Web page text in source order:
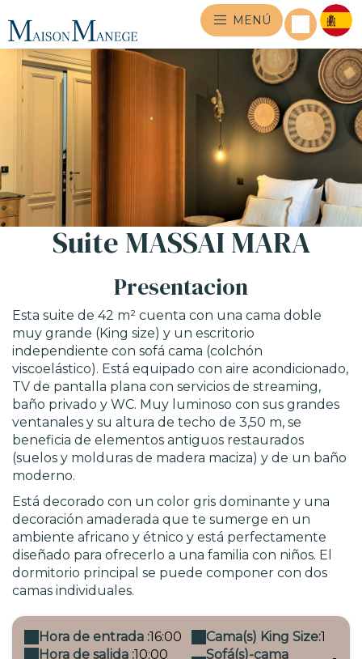
MENÚ
Suite MASSAI MARA
Presentacion
Esta suite de 42 m² cuenta con una cama doble
muy grande (King size) y un escritorio
independiente con sofá cama (colchón
viscoelástico). Está equipado con aire acondicionado,
TV de pantalla plana con servicios de streaming,
baño privado y WC. Muy luminoso con sus grandes
ventanales y su altura de techo de 3,50 m, se
beneficia de elementos antiguos restaurados
(suelos y molduras de madera maciza) y de un baño
moderno.
Está decorado con un color gris dominante y una
decoración amaderada que te sumerge en un
ambiente africano y étnico y está perfectamente
diseñado para ofrecerlo a una familia con niños. El
dormitorio principal se puede componer con dos
camas individuales.
Hora de entrada :16:00
Hora de salida :10:00
Cama(s) King Size:1
Sofá(s)-cama